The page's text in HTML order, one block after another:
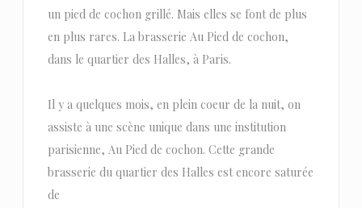
un pied de cochon grillé. Mais elles se font de plus
en plus rares. La brasserie Au Pied de cochon,
dans le quartier des Halles, à Paris.
Il y a quelques mois, en plein coeur de la nuit, on
assiste à une scène unique dans une institution
parisienne, Au Pied de cochon. Cette grande
brasserie du quartier des Halles est encore saturée
de